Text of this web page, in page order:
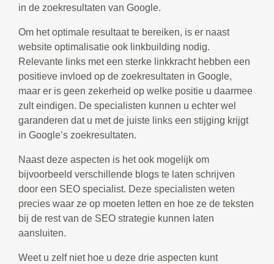
in de zoekresultaten van Google.
Om het optimale resultaat te bereiken, is er naast
website optimalisatie ook linkbuilding nodig.
Relevante links met een sterke linkkracht hebben een
positieve invloed op de zoekresultaten in Google,
maar er is geen zekerheid op welke positie u daarmee
zult eindigen. De specialisten kunnen u echter wel
garanderen dat u met de juiste links een stijging krijgt
in Google’s zoekresultaten.
Naast deze aspecten is het ook mogelijk om
bijvoorbeeld verschillende blogs te laten schrijven
door een SEO specialist. Deze specialisten weten
precies waar ze op moeten letten en hoe ze de teksten
bij de rest van de SEO strategie kunnen laten
aansluiten.
Weet u zelf niet hoe u deze drie aspecten kunt